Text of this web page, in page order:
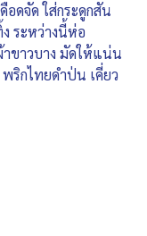
อดจัด ใส่กระดูกสัน
ระหว่างนี้ห่อ
าขาวบาง มัดให้แน่น
ริกไทยดำป่น เคี่ยว